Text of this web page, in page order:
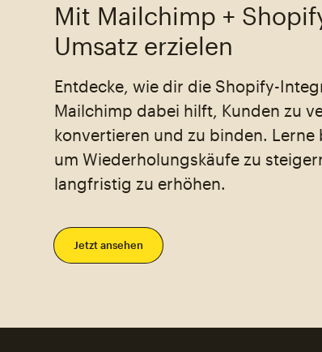
Mit Mailchimp +
Umsatz erzielen
Entdecke, wie dir die Shopify-
Mailchimp dabei hilft, Kunden zu
konvertieren und zu binden. Lerne
um Wiederholungskäufe zu
langfristig zu erhöhen.
Jetzt ansehen